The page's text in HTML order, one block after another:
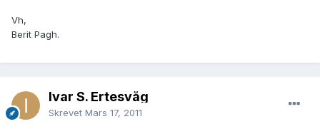
Vh,
Berit Pagh.
Ivar S. Ertesvåg
Skrevet Mars 17, 2011